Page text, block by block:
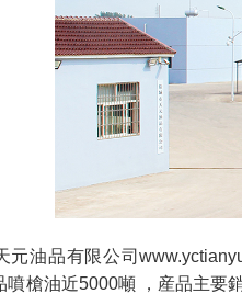
油品有限公司
噴槍油近5000噸 ，産品主要